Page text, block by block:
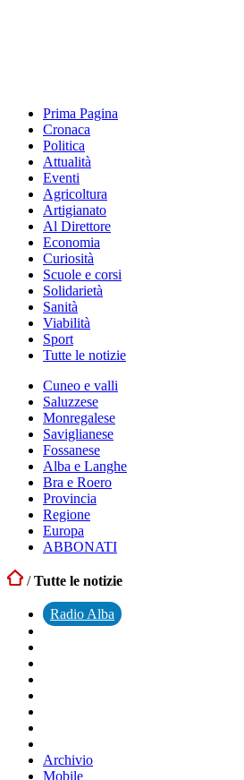
Prima Pagina
Cronaca
Politica
Attualità
Eventi
Agricoltura
Artigianato
Al Direttore
Economia
Curiosità
Scuole e corsi
Solidarietà
Sanità
Viabilità
Sport
Tutte le notizie
Cuneo e valli
Saluzzese
Monregalese
Saviglianese
Fossanese
Alba e Langhe
Bra e Roero
Provincia
Regione
Europa
ABBONATI
/Tutte le notizie
Radio Alba
Archivio
Mobile